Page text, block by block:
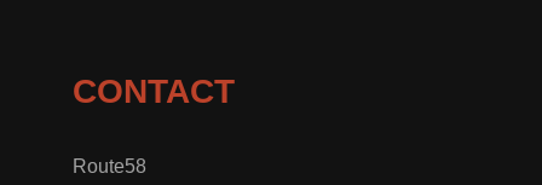
CONTACT
Route58